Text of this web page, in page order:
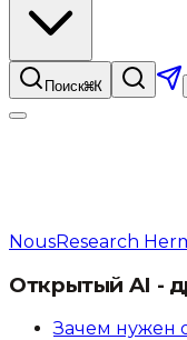
Поиск⌘K
NousResearch
Открытый AI -
Зачем нужен